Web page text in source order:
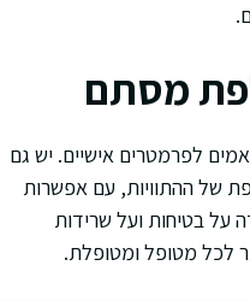
מסתם
לפרמטרים אישיים. יש גם
של ההתוויות, עם אפשרות
על בטיחות ועל שרידות
לכל מטופל ומטופלת.